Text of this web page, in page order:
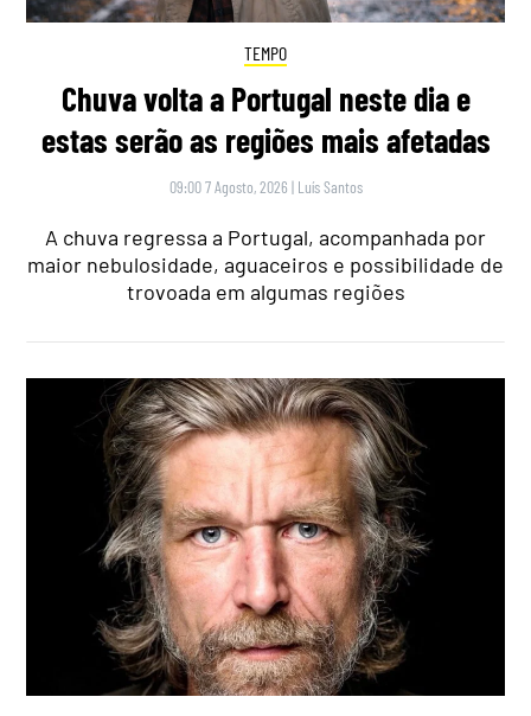
TEMPO
Chuva volta a Portugal neste dia e
estas serão as regiões mais afetadas
09:00 7 Agosto, 2026 | Luís Santos
A chuva regressa a Portugal, acompanhada por
maior nebulosidade, aguaceiros e possibilidade de
trovoada em algumas regiões